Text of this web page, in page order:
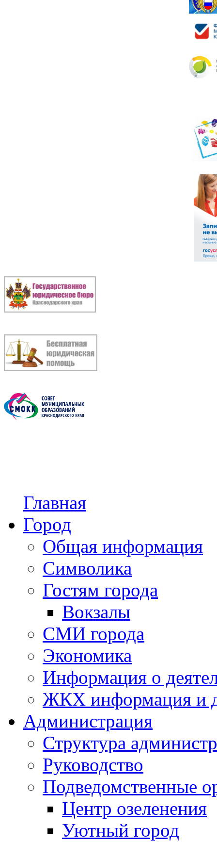
Главная
Город
Общая информация
Символика
Гостям города
Вокзалы
СМИ города
Экономика
Информация о
ЖКХ информация и
Администрация
Структура
Руководство
Подведомственные
Центр озеленения
Уютный город